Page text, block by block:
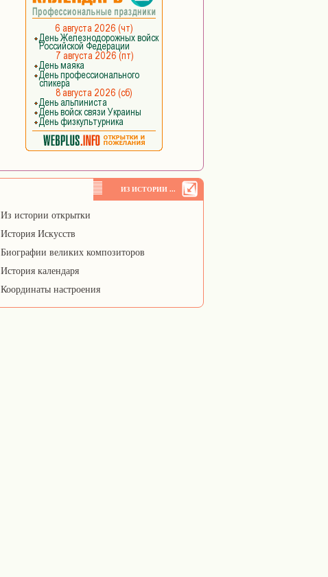
ИЗ ИСТОРИИ ...
Из истории открытки
История Искусств
Биографии великих композиторов
История календаря
Координаты настроения